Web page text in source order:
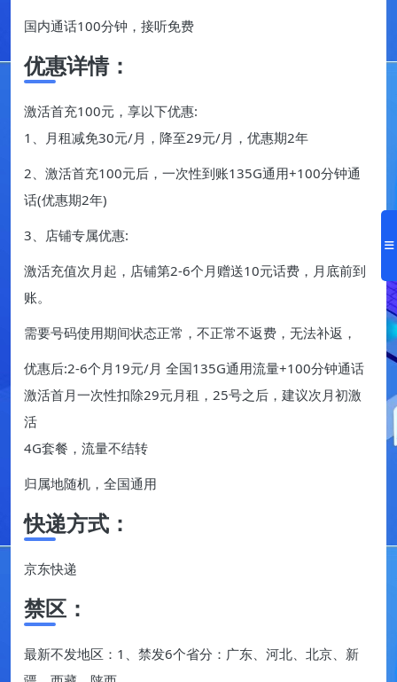
国内通话100分钟，接听免费
优惠详情：
激活首充100元，享以下优惠:
1、月租减免30元/月，降至29元/月，优惠期2年
2、激活首充100元后，一次性到账135G通用+100分钟通
话(优惠期2年)
3、店铺专属优惠:
激活充值次月起，店铺第2-6个月赠送10元话费，月底前到
账。
需要号码使用期间状态正常，不正常不返费，无法补返，
优惠后:2-6个月19元/月 全国135G通用流量+100分钟通话
激活首月一次性扣除29元月租，25号之后，建议次月初激
活
4G套餐，流量不结转
归属地随机，全国通用
快递方式：
京东快递
禁区：
最新不发地区：1、禁发6个省分：广东、河北、北京、新